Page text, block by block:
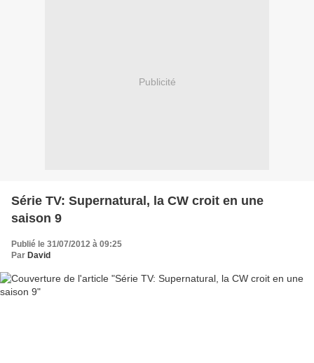
Publicité
Série TV: Supernatural, la CW croit en une
saison 9
Publié le 31/07/2012 à 09:25
Par David